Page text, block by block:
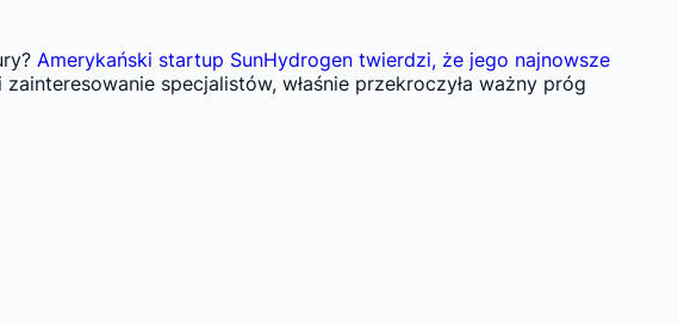
Amerykański startup SunHydrogen twierdzi, że jego najnowsze
specjalistów, właśnie przekroczyła ważny próg